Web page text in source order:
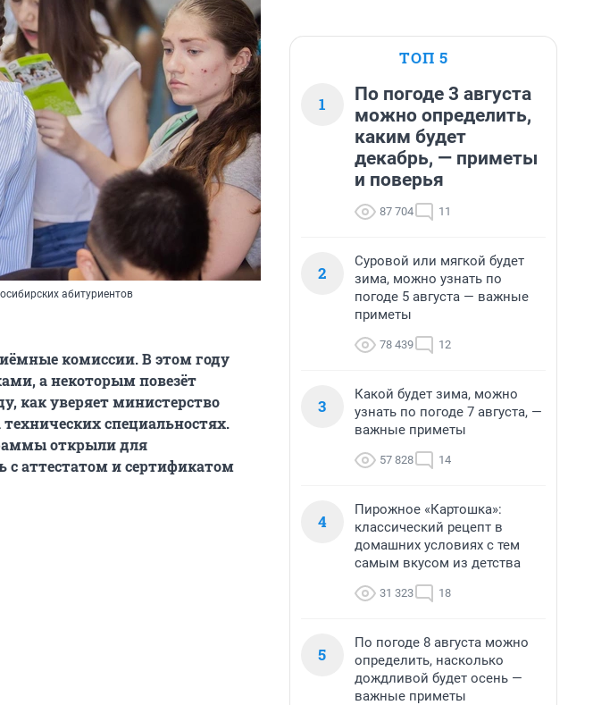
абитуриентов
комиссии. В этом году
а некоторым повезёт
как уверяет министерство
специальностях.
открыли для
с аттестатом и сертификатом
ТОП 5
1
По погоде 3 августа
можно определить,
каким будет
декабрь, — приметы
и поверья
87 704 11
2
Суровой или мягкой будет
зима, можно узнать по
погоде 5 августа — важные
приметы
78 439 12
3
Какой будет зима, можно
узнать по погоде 7 августа, —
важные приметы
57 828 14
4
Пирожное «Картошка»:
классический рецепт в
домашних условиях с тем
самым вкусом из детства
31 323 18
5
По погоде 8 августа можно
определить, насколько
дождливой будет осень —
важные приметы